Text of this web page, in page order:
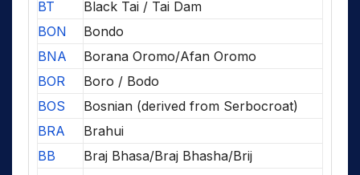
BT
Black Tai / Tai Dam
BON
Bondo
BNA
Borana Oromo/Afan Oromo
BOR
Boro / Bodo
BOS
Bosnian (derived from Serbocroat)
BRA
Brahui
BB
Braj Bhasa/Braj Bhasha/Brij